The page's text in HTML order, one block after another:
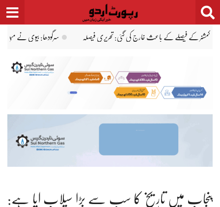
Skip
to
content
طور پر گلا دبا کر شوہر کو قتل کر دیا لاہور ہائیکورٹ میں موسم گرما کی تعطیلات، چھٹے
پنجاب میں تاریخ کا سب سے بڑا سیلاب آیا ہے: